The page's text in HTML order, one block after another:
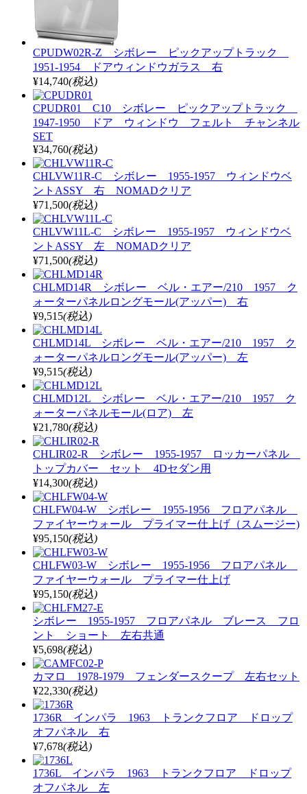
CPUDW02R-Z シボレー ピックアップトラック
1951-1954 ドアウィンドウガラス 右
¥14,740(税込)
CPUDR01 C10 シボレー ピックアップトラック
1947-1950 ドア ウィンドウ フェルト チャンネル
SET
¥34,760(税込)
CHLVW11R-C シボレー 1955-1957 ウィンドウベ
ントASSY 右 NOMADクリア
¥71,500(税込)
CHLVW11L-C シボレー 1955-1957 ウィンドウベ
ントASSY 左 NOMADクリア
¥71,500(税込)
CHLMD14R シボレー ベル・エアー/210 1957 ク
ォーターパネルロングモール(アッパー) 右
¥9,515(税込)
CHLMD14L シボレー ベル・エアー/210 1957 ク
ォーターパネルロングモール(アッパー) 左
¥9,515(税込)
CHLMD12L シボレー ベル・エアー/210 1957 ク
ォーターパネルモール(ロア) 左
¥21,780(税込)
CHLIR02-R シボレー 1955-1957 ロッカーパネル
トップカバー セット 4Dセダン用
¥14,300(税込)
CHLFW04-W シボレー 1955-1956 フロアパネル
ファイヤーウォール プライマー仕上げ（スムージー)
¥95,150(税込)
CHLFW03-W シボレー 1955-1956 フロアパネル
ファイヤーウォール プライマー仕上げ
¥95,150(税込)
シボレー 1955-1957 フロアパネル ブレース フロ
ント ショート 左右共通
¥5,698(税込)
カマロ 1978-1979 フェンダースクープ 左右セット
¥22,330(税込)
1736R インパラ 1963 トランクフロア ドロップ
オフパネル 右
¥7,678(税込)
1736L インパラ 1963 トランクフロア ドロップ
オフパネル 左